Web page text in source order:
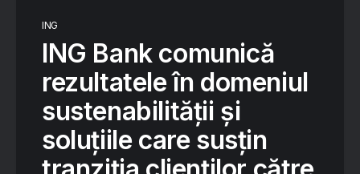
ING
ING Bank comunică
rezultatele în domeniul
sustenabilității și
soluțiile care susțin